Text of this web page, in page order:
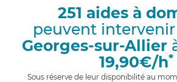
251 aides à
peuvent intervenir
Georges-sur-Allier
19,90€/h*
Sous réserve de leur disponibilité au